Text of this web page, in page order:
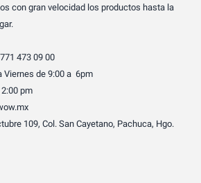
con gran velocidad los productos hasta la
771 473 09 00
Viernes de 9:00 a 6pm
pm
109, Col. San Cayetano, Pachuca, Hgo.